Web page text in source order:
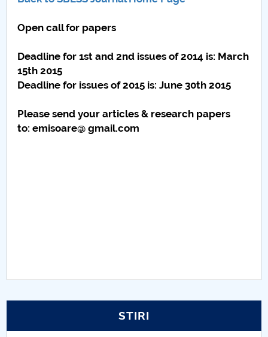
Nr. de telefon si adrese Facultăți
Admitere
Români de pretutindeni - ADMITERE
Senat
Open call for papers
Deadline for 1st and 2nd issues of 2014 is: March
15th 2015
Deadline for issues of 2015 is: June 30th 2015
Please send your articles & research papers
to: emisoare@ gmail.com
STIRI